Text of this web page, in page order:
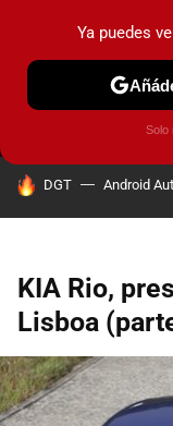
MENÚ
HOY SE HABLA DE
DGT Android
KIA Rio,
Lisboa
Ya puedes
Solo